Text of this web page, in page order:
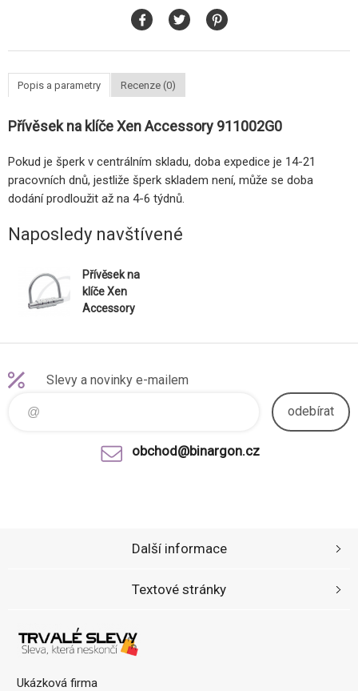
Popis a parametry Recenze (0)
Přívěsek na klíče Xen Accessory 911002G0
Pokud je šperk v centrálním skladu, doba expedice je 14-21
pracovních dnů, jestliže šperk skladem není, může se doba
dodání prodloužit až na 4-6 týdnů.
Naposledy navštívené
Přívěsek na
klíče Xen
Accessory
Slevy a novinky e-mailem
odebírat
obchod@binargon.cz
Ukázková firma
Další informace
Textové stránky